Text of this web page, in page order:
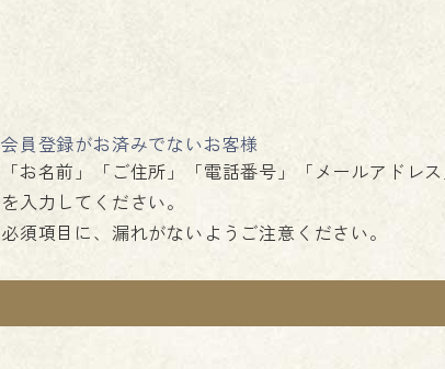
会員登録がお済みでないお客様
「お名前」「ご住所」「電話番号」「メールアドレ
を入力してください。
必須項目に、漏れがないようご注意ください。